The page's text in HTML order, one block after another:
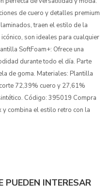
de cuero y detalles premium
traen el estilo de la
son ideales para cualquier
SoftFoam+: Ofrece una
durante todo el día. Parte
de goma. Materiales: Plantilla
72,39% cuero y 27,61%
Código: 395019 Compra
y combina el estilo retro con la
PUEDEN INTERESAR